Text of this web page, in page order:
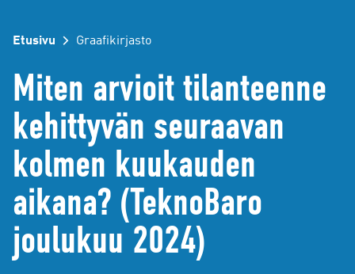
Etusivu Graafikirjasto
Miten arvioit tilanteenne
kehittyvän seuraavan
kolmen kuukauden
aikana? (TeknoBaro
joulukuu 2024)